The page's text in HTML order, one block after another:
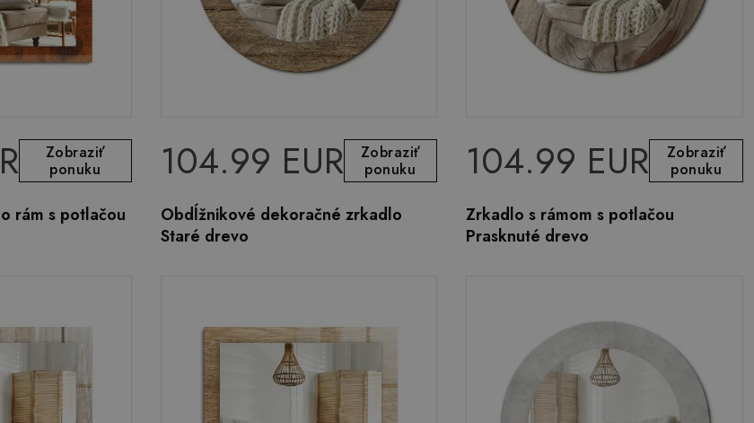
Zobraziť
ponuku
rám s potlačou
104.99 EUR
Zobraziť
ponuku
Obdĺžnikové dekoračné zrkadlo
Staré drevo
104.99 EUR
Zobraziť
ponuku
Zrkadlo s rámom s potlačou
Prasknuté drevo